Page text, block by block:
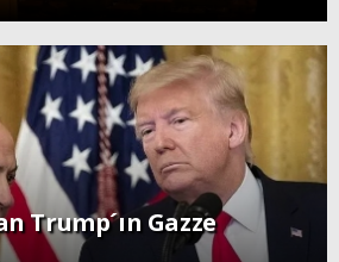
Trump´ın Gazze